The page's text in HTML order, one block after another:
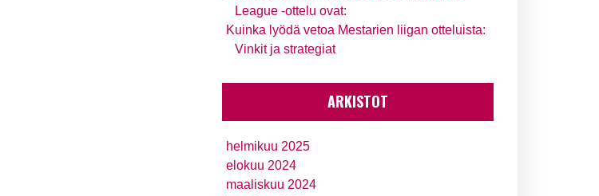
League -ottelu ovat:
Kuinka lyödä vetoa Mestarien liigan otteluista:
Vinkit ja strategiat
ARKISTOT
helmikuu 2025
elokuu 2024
maaliskuu 2024